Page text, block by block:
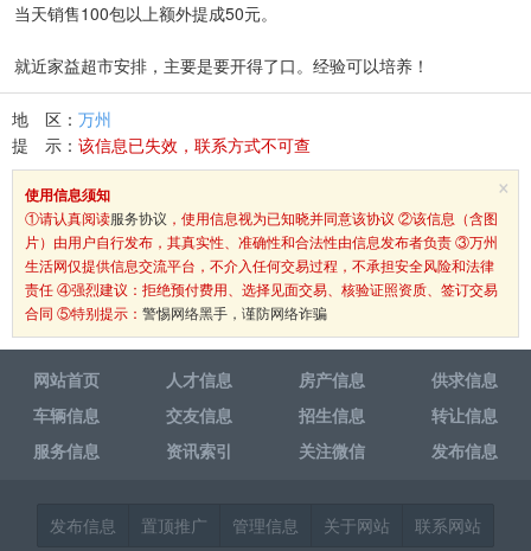
当天销售100包以上额外提成50元。
就近家益超市安排，主要是要开得了口。经验可以培养！
地 区： 万州
提 示： 该信息已失效，联系方式不可查
×
使用信息须知
①请认真阅读服务协议 ，使用信息视为已知晓并同意该协议 ②该信息（含图
片）由用户自行发布，其真实性、准确性和合法性由信息发布者负责 ③万州
生活网仅提供信息交流平台，不介入任何交易过程，不承担安全风险和法律
责任 ④强烈建议：拒绝预付费用、选择见面交易、核验证照资质、签订交易
合同 ⑤特别提示： 警惕网络黑手，谨防网络诈骗
网站首页 人才信息 房产信息
供求信息
车辆信息
交友信息 招生信息
转让信息
服务信息
资讯索引 关注微信 发布信息
发布信息 置顶推广 管理信息 关于网站 联系网站